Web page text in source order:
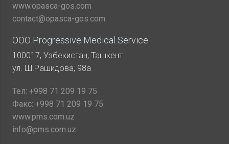
www.opasca-gos.com
contact@opasca-gos.com
ООО Progressive Medical Service
100017, Узбекистан, Ташкент
ул. Ш.Рашидова, 98а
Тел: +998 71 209 19 75
Факс: +998 71 209 19 75
www.pms.com.uz
info@pms.com.uz